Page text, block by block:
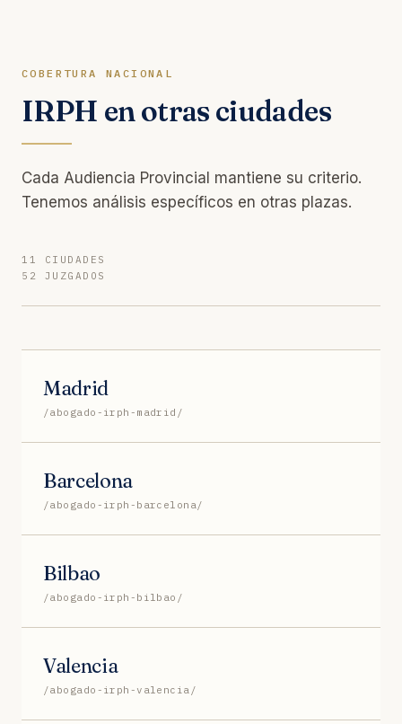
COBERTURA NACIONAL
IRPH en otras ciudades
Cada Audiencia Provincial mantiene su criterio.
Tenemos análisis específicos en otras plazas.
11 CIUDADES
52 JUZGADOS
Madrid
/abogado-irph-madrid/
Barcelona
/abogado-irph-barcelona/
Bilbao
/abogado-irph-bilbao/
Valencia
/abogado-irph-valencia/